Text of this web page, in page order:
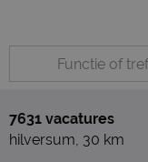
7631 vacatures
hilversum, 30 km